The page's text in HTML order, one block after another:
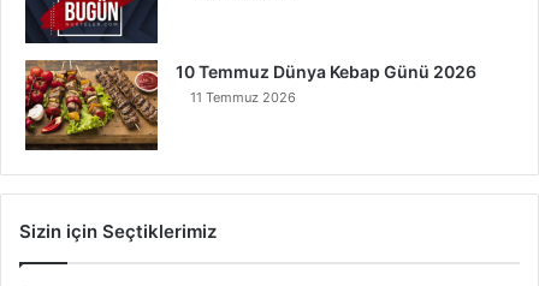
10 Temmuz Dünya Kebap Günü 2026
11 Temmuz 2026
Sizin için Seçtiklerimiz